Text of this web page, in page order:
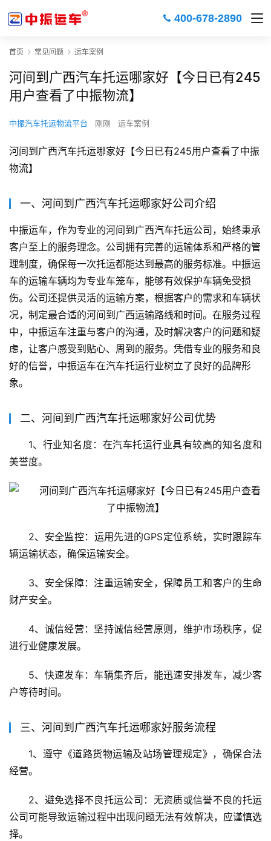
400-678-2890
首页 常见问题 运车案例
河间到广西汽车托运哪家好【今日已有245
用户查看了中振物流】
中振汽车托运物流平台 刚刚 运车案例
河间到广西汽车托运哪家好【今日已有245用户查看了中振
物流】
一、河间到广西汽车托运哪家好公司介绍
中振运车，作为专业的河间到广西汽车托运公司，始终秉承
客户至上的服务理念。公司拥有完善的运输体系和严格的管
理制度，确保每一次托运都能达到最高的服务标准。中振运
车的运输车辆均为专业车笼车，能够有效保护车辆免受损
伤。公司还提供灵活的运输方案，根据客户的需求和车辆状
况，制定最合适的河间到广西运输路线和时间。在服务过程
中，中振运车注重与客户的沟通，及时解决客户的问题和疑
虑，让客户感受到贴心、周到的服务。凭借专业的服务和良
好的信誉，中振运车在汽车托运行业树立了良好的品牌形
象。
二、河间到广西汽车托运哪家好公司优势
1、行业知名度：在汽车托运行业具有较高的知名度和
美誉度。
2、安全监控：运用先进的GPS定位系统，实时跟踪车
辆运输状态，确保运输安全。
3、安全保障：注重运输安全，保障员工和客户的生命
财产安全。
4、诚信经营：坚持诚信经营原则，维护市场秩序，促
进行业健康发展。
5、快速发车：车辆集齐后，能迅速安排发车，减少客
户等待时间。
三、河间到广西汽车托运哪家好服务流程
1、遵守《道路货物运输及站场管理规定》，确保合法
经营。
2、避免选择不良托运公司：无资质或信誉不良的托运
公司可能导致运输过程中出现问题无法有效解决，应谨慎选
择。